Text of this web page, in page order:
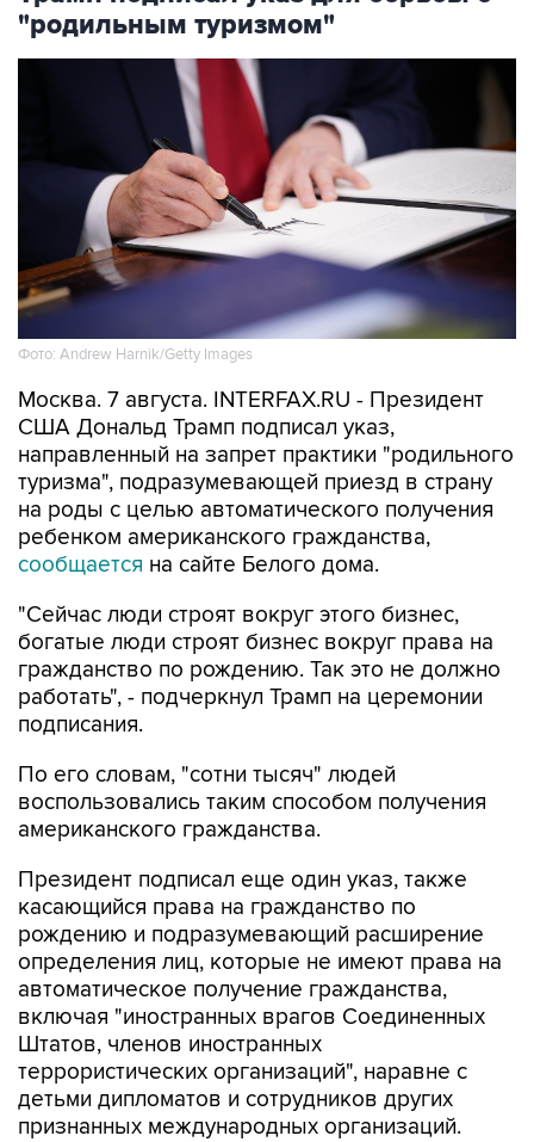
"родильным туризмом"
Фото: Andrew Harnik/Getty Images
Москва. 7 августа. INTERFAX.RU - Президент
США Дональд Трамп подписал указ,
направленный на запрет практики "родильного
туризма", подразумевающей приезд в страну
на роды с целью автоматического получения
ребенком американского гражданства,
сообщается на сайте Белого дома.
"Сейчас люди строят вокруг этого бизнес,
богатые люди строят бизнес вокруг права на
гражданство по рождению. Так это не должно
работать", - подчеркнул Трамп на церемонии
подписания.
По его словам, "сотни тысяч" людей
воспользовались таким способом получения
американского гражданства.
Президент подписал еще один указ, также
касающийся права на гражданство по
рождению и подразумевающий расширение
определения лиц, которые не имеют права на
автоматическое получение гражданства,
включая "иностранных врагов Соединенных
Штатов, членов иностранных
террористических организаций", наравне с
детьми дипломатов и сотрудников других
признанных международных организаций.